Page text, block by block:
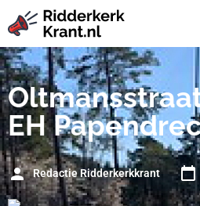
EH
Redactie Ridderkerkkrant